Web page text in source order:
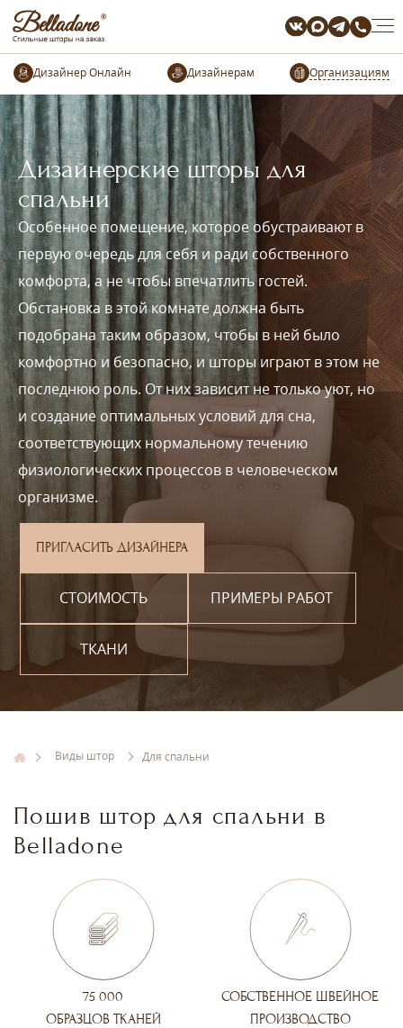
Организациям
Дизайнерские шторы для
спальни
Особенное помещение, которое обустраивают в
первую очередь для себя и ради собственного
комфорта, а не чтобы впечатлить гостей.
Обстановка в этой комнате должна быть
подобрана таким образом, чтобы в ней было
комфортно и безопасно, и шторы играют в этом не
последнюю роль. От них зависит не только уют, но
и создание оптимальных условий для сна,
соответствующих нормальному течению
физиологических процессов в человеческом
организме.
ПРИГЛАСИТЬ ДИЗАЙНЕРА
СТОИМОСТЬ ПРИМЕРЫ РАБОТ
ТКАНИ
Виды штор Для спальни
Пошив штор для спальни в
Belladone
75 000
ОБРАЗЦОВ ТКАНЕЙ
СОБСТВЕННОЕ ШВЕЙНОЕ
ПРОИЗВОДСТВО